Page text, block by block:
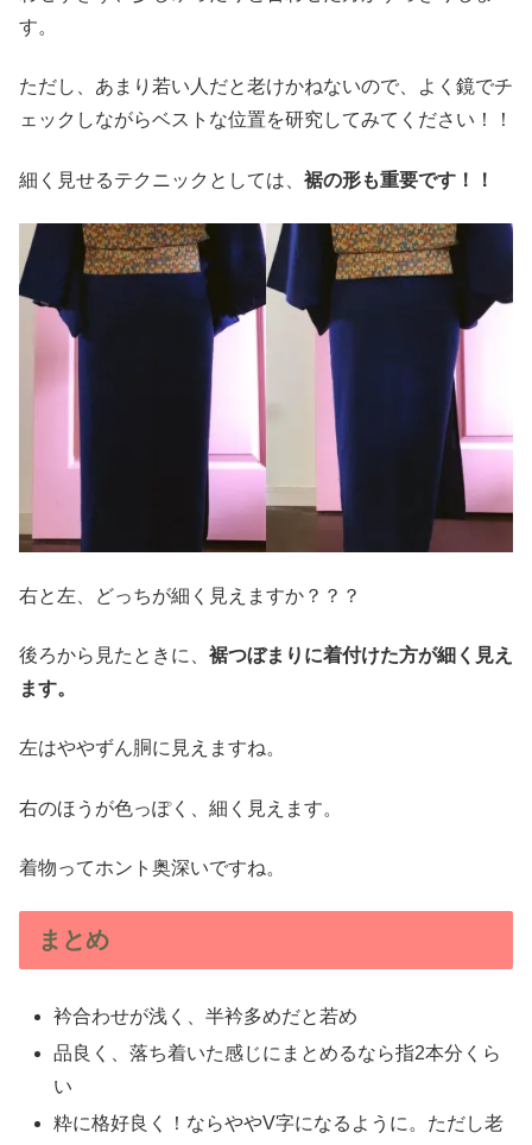
す。
ただし、あまり若い人だと老けかねないので、よく鏡でチ
ェックしながらベストな位置を研究してみてください！！
細く見せるテクニックとしては、 裾の形も重要です！！
右と左、どっちが細く見えますか？？？
後ろから見たときに、 裾つぼまりに着付けた方が細く見え
ます。
左はややずん胴に見えますね。
右のほうが色っぽく、細く見えます。
着物ってホント奥深いですね。
まとめ
衿合わせが浅く、半衿多めだと若め
品良く、落ち着いた感じにまとめるなら指2本分くら
い
粋に格好良く！ならややV字になるように。ただし老